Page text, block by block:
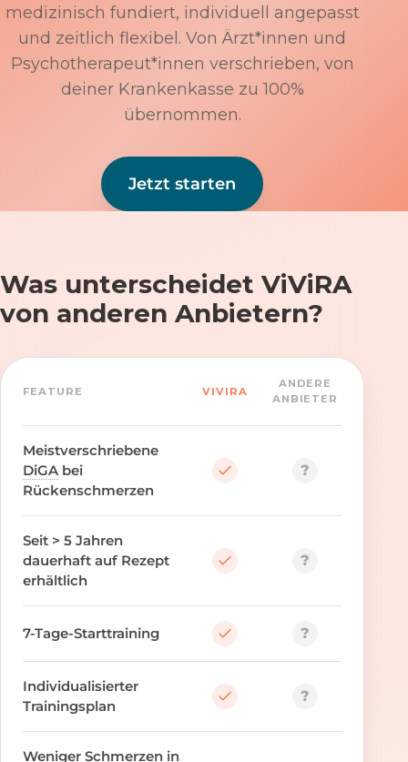
medizinisch fundiert, individuell angepasst
und zeitlich flexibel. Von Ärzt*innen und
Psychotherapeut*innen verschrieben, von
deiner Krankenkasse zu 100%
übernommen.
Jetzt starten
Was unterscheidet ViViRA
von anderen Anbietern?
FEATURE VIVIRA
ANDERE
ANBIETER
Meistverschriebene
DiGA bei
Rückenschmerzen
?
Seit > 5 Jahren
dauerhaft auf Rezept
erhältlich
?
7-Tage-Starttraining ?
Individualisierter
Trainingsplan
?
Weniger Schmerzen in